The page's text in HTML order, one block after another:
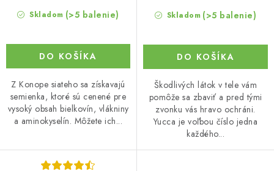
Skladom (>5 balenie)
DO KOŠÍKA
Z Konope siateho sa získavajú
semienka, ktoré sú cenené pre
vysoký obsah bielkovín, vlákniny
a aminokyselín. Môžete ich...
Skladom (>5 balenie)
DO KOŠÍKA
Škodlivých látok v tele vám
pomôže sa zbaviť a pred tými
zvonku vás hravo ochráni.
Yucca je voľbou číslo jedna
každého...